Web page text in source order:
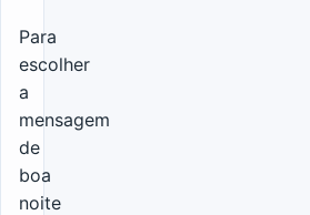
Para
escolher
a
mensagem
de
boa
noite